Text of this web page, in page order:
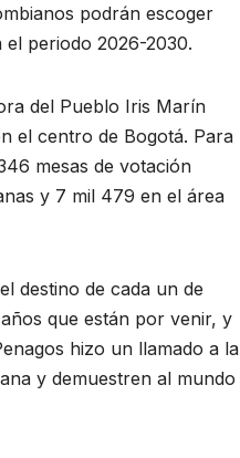
podrán escoger
periodo 2026-2030.
del Pueblo Iris Marín
el centro de Bogotá. Para
mesas de votación
y 7 mil 479 en el área
destino de cada un de
que están por venir, y
hizo un llamado a la
y demuestren al mundo